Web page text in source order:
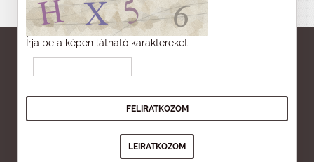
Írja be a képen látható karaktereket: